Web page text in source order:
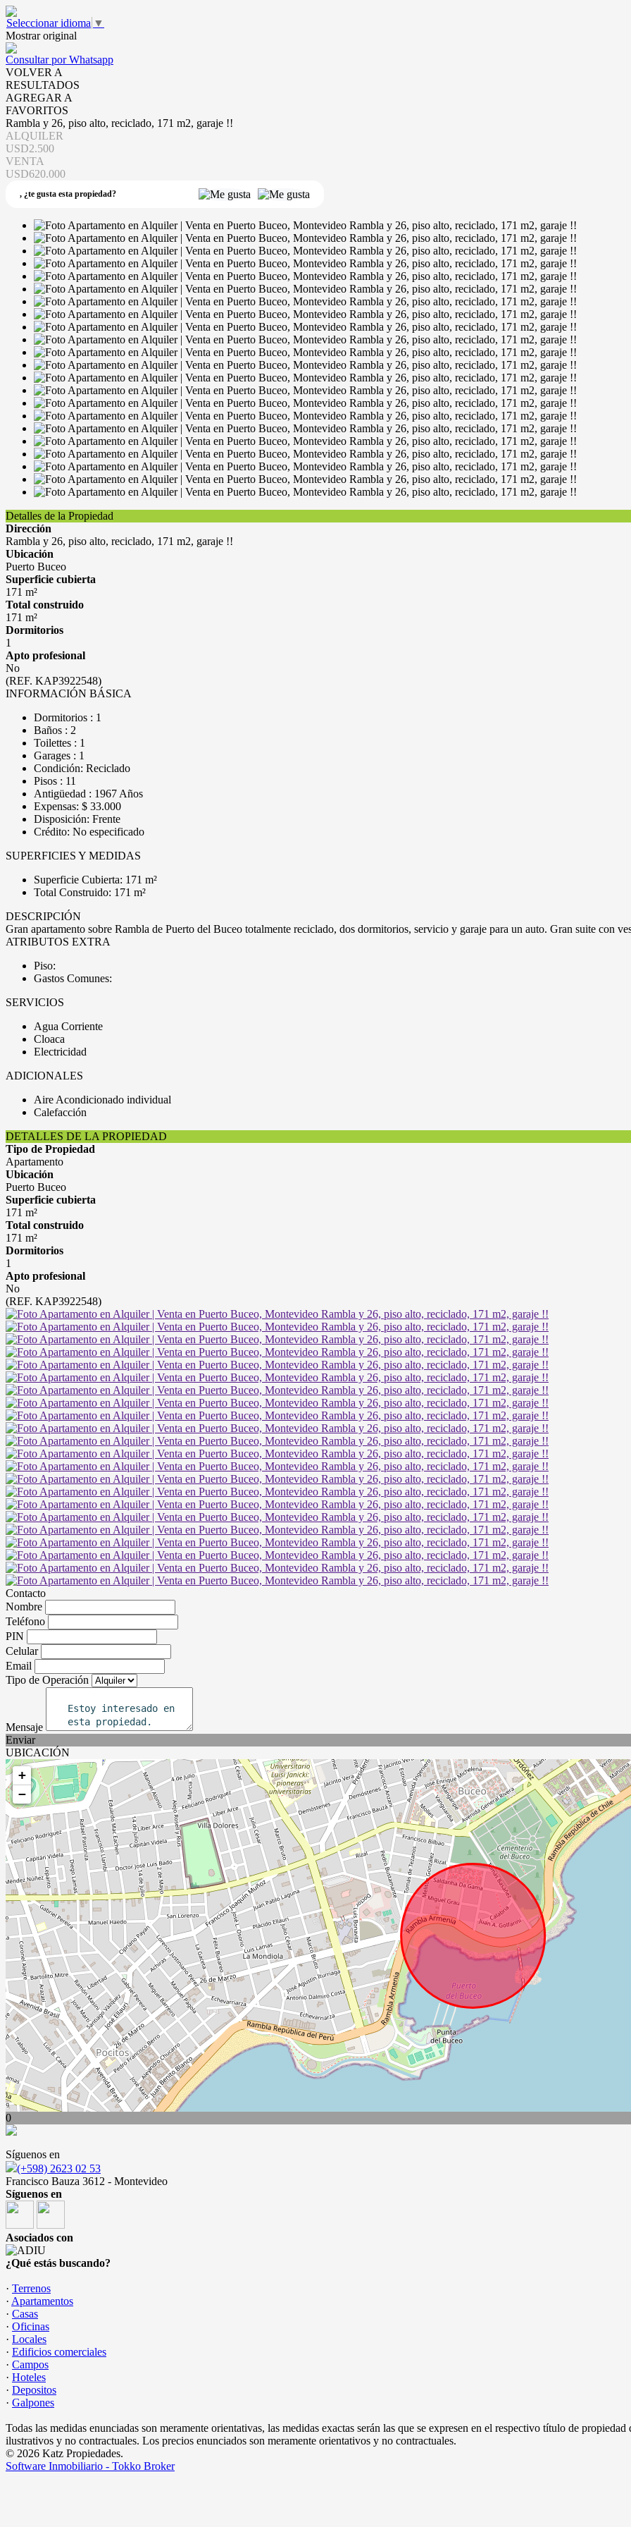
Seleccionar idioma ▼
Mostrar original
Consultar por Whatsapp
VOLVER A
RESULTADOS
AGREGAR A
FAVORITOS
Rambla y 26, piso alto, reciclado, 171 m2, garaje !!
ALQUILER
USD2.500
VENTA
USD620.000
, ¿te gusta esta propiedad?
Detalles de la Propiedad
Dirección
Rambla y 26, piso alto, reciclado, 171 m2, garaje !!
Ubicación
Puerto Buceo
Superficie cubierta
171 m²
Total construido
171 m²
Dormitorios
1
Apto profesional
No
(REF. KAP3922548)
INFORMACIÓN BÁSICA
Dormitorios : 1
Baños : 2
Toilettes : 1
Garages : 1
Condición: Reciclado
Pisos : 11
Antigüedad : 1967 Años
Expensas: $ 33.000
Disposición: Frente
Crédito: No especificado
SUPERFICIES Y MEDIDAS
Superficie Cubierta: 171 m²
Total Construido: 171 m²
DESCRIPCIÓN
Gran apartamento sobre Rambla de Puerto del Buceo totalmente reciclado, dos dormitorios, servicio y garaje para un auto. Gran suite con
ATRIBUTOS EXTRA
Piso:
Gastos Comunes:
SERVICIOS
Agua Corriente
Cloaca
Electricidad
ADICIONALES
Aire Acondicionado individual
Calefacción
DETALLES DE LA PROPIEDAD
Tipo de Propiedad
Apartamento
Ubicación
Puerto Buceo
Superficie cubierta
171 m²
Total construido
171 m²
Dormitorios
1
Apto profesional
No
(REF. KAP3922548)
Contacto
Nombre
Teléfono
PIN
Celular
Email
Tipo de Operación
Mensaje
Enviar
UBICACIÓN
+
−
0
Síguenos en
(+598) 2623 02 53
Francisco Bauza 3612 - Montevideo
Síguenos en
Asociados con
¿Qué estás buscando?
· Terrenos
· Apartamentos
· Casas
· Oficinas
· Locales
· Edificios comerciales
· Campos
· Hoteles
· Depositos
· Galpones
Todas las medidas enunciadas son meramente orientativas, las medidas exactas serán las que se expresen en el respectivo título de
ilustrativos y no contractuales. Los precios enunciados son meramente orientativos y no contractuales.
© 2026 Katz Propiedades.
Software Inmobiliario - Tokko Broker